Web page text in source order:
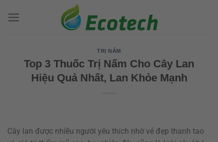
qua
TRỊ NẤM
Top 3 Thuốc Trị Nấm Cho Cây Lan
Hiệu Quả Nhất, Lan Khỏe Mạnh
Cây lan được nhiều người yêu thích nhờ vẻ đẹp thanh tao